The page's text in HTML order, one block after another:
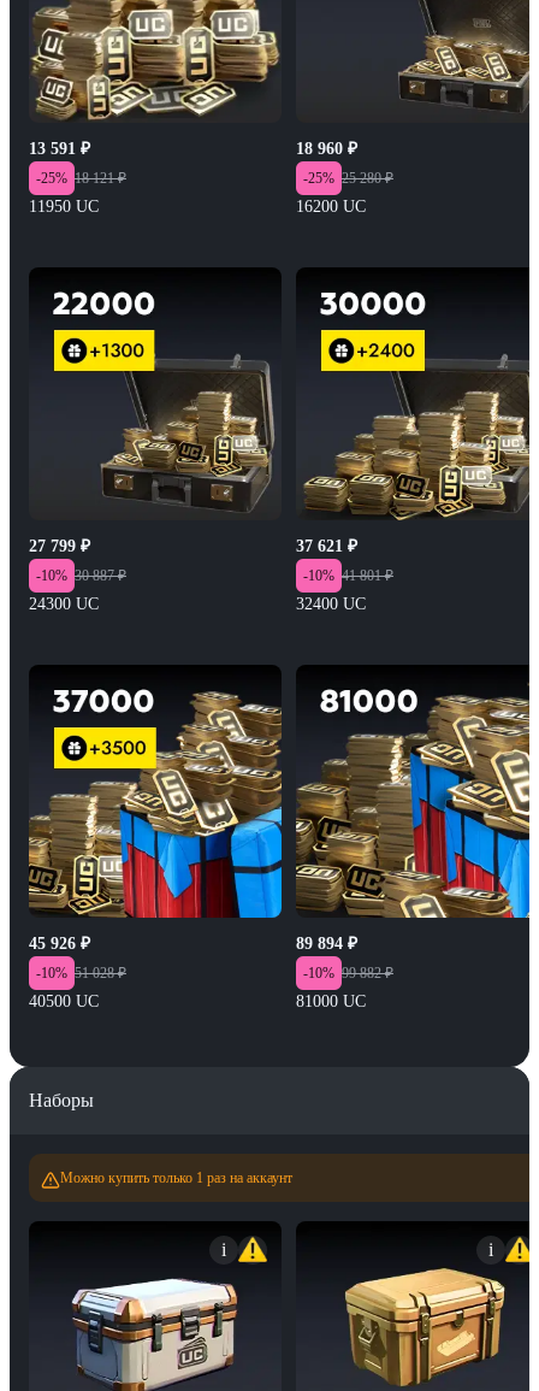
13 591 ₽
-25% 18 121 ₽
11950 UC
18 960 ₽
-25% 25 280 ₽
16200 UC
27 799 ₽
-10% 30 887 ₽
24300 UC
37 621 ₽
-10% 41 801 ₽
32400 UC
45 926 ₽
-10% 51 028 ₽
40500 UC
89 894 ₽
-10% 99 882 ₽
81000 UC
Наборы
Можно купить только 1 раз на аккаунт
i i